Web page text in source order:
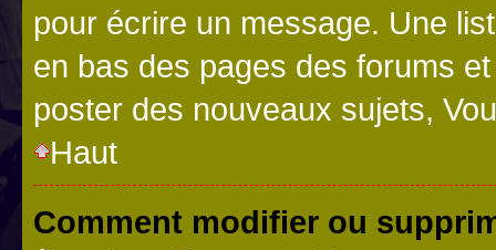
pour écrire un message. Une
en bas des pages des forums
poster des nouveaux sujets,
Haut
Comment modifier ou